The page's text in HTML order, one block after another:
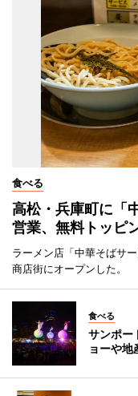
食べる
高松・兵庫町に「
営業、無料トッピ
ラーメン店「中華そばサ
商店街にオープンした。
食べる
サンポー
ョーや地